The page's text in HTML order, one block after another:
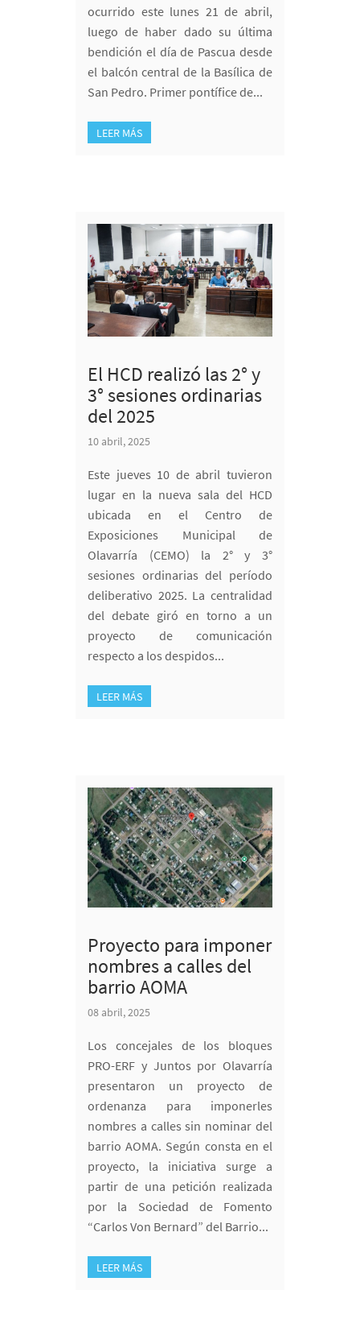
ocurrido este lunes 21 de abril,
luego de haber dado su última
bendición el día de Pascua desde
el balcón central de la Basílica de
San Pedro. Primer pontífice de...
LEER MÁS
El HCD realizó las 2° y
3° sesiones ordinarias
del 2025
10 abril, 2025
Este jueves 10 de abril tuvieron
lugar en la nueva sala del HCD
ubicada en el Centro de
Exposiciones Municipal de
Olavarría (CEMO) la 2° y 3°
sesiones ordinarias del período
deliberativo 2025. La centralidad
del debate giró en torno a un
proyecto de comunicación
respecto a los despidos...
LEER MÁS
Proyecto para imponer
nombres a calles del
barrio AOMA
08 abril, 2025
Los concejales de los bloques
PRO-ERF y Juntos por Olavarría
presentaron un proyecto de
ordenanza para imponerles
nombres a calles sin nominar del
barrio AOMA. Según consta en el
proyecto, la iniciativa surge a
partir de una petición realizada
por la Sociedad de Fomento
“Carlos Von Bernard” del Barrio...
LEER MÁS